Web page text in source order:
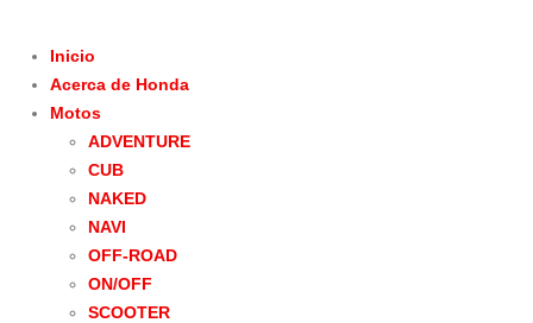
Inicio
Acerca de Honda
Motos
ADVENTURE
CUB
NAKED
NAVI
OFF-ROAD
ON/OFF
SCOOTER